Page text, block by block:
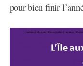
pour bien finir